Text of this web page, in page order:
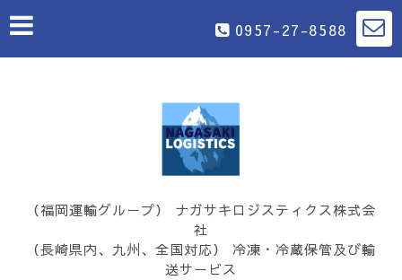
0957-27-8588
（福岡運輸グループ） ナガサキロジスティクス株式会
社
（長崎県内、九州、全国対応） 冷凍・冷蔵保管及び輸
送サービス